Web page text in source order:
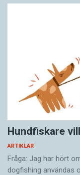
Hundfiskare
ARTIKLAR
Fråga: Jag har hört
dogfishing användas